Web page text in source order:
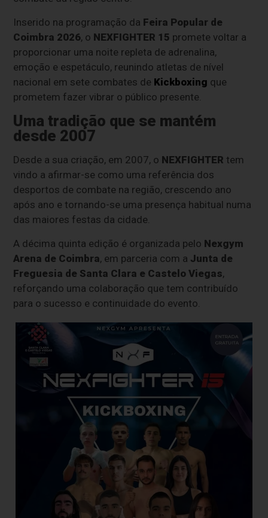
Inserido na programação da Feira Popular de
Coimbra 2026, o NEXFIGHTER 15 promete voltar a
proporcionar uma noite repleta de adrenalina,
emoção e espetáculo, reunindo atletas de nível
nacional em sete combates de Kickboxing que
prometem fazer vibrar o público presente.
Uma tradição que se mantém
desde 2007
Desde a sua criação, em 2007, o NEXFIGHTERtem
vindo a afirmar-se como uma referência dos
desportos de combate na região, crescendo ano
após ano e tornando-se uma presença habitual numa
das maiores festas da cidade.
A décima quinta edição é organizada pelo Nexgym
Arena de Coimbra, em parceria com a Junta de
Freguesia de Santa Clara e Castelo Viegas,
reforçando uma colaboração que tem contribuído
para o sucesso e continuidade do evento.